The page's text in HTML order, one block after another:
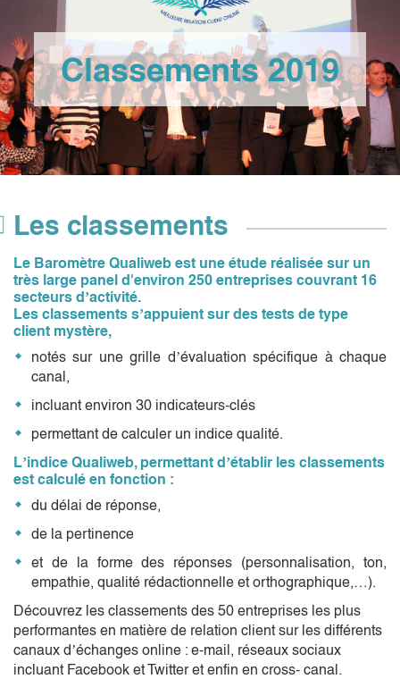
Classements 2019
Les classements
Le Baromètre Qualiweb est une étude réalisée sur un
très large panel d'environ 250 entreprises couvrant 16
secteurs d’activité.
Les classements s’appuient sur des tests de type
client mystère,
notés sur une grille d’évaluation spécifique à chaque
canal,
incluant environ 30 indicateurs-clés
permettant de calculer un indice qualité.
L’indice Qualiweb, permettant d’établir les classements
est calculé en fonction :
du délai de réponse,
de la pertinence
et de la forme des réponses (personnalisation, ton,
empathie, qualité rédactionnelle et orthographique,…).
Découvrez les classements des 50 entreprises les plus
performantes en matière de relation client sur les différents
canaux d’échanges online : e-mail, réseaux sociaux
incluant Facebook et Twitter et enfin en cross- canal.